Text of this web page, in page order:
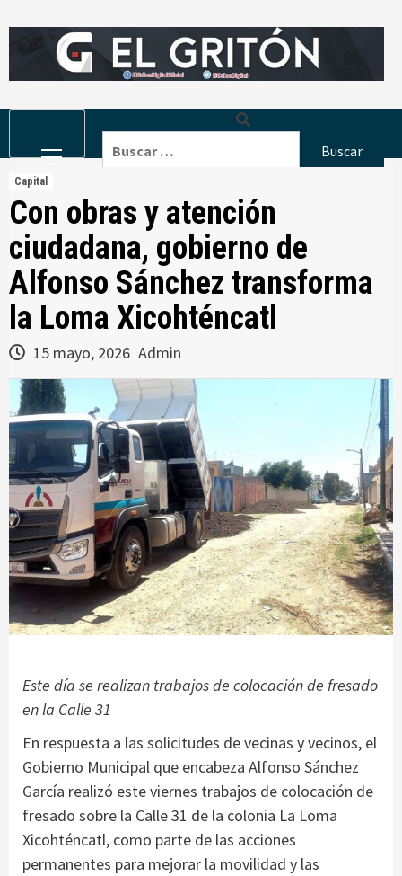
to
Menu
Capital
Con obras y atención
ciudadana, gobierno de
Alfonso Sánchez transforma
la Loma Xicohténcatl
15 mayo, 2026 Admin
Este día se realizan trabajos de colocación de fresado
en la Calle 31
En respuesta a las solicitudes de vecinas y vecinos, el
Gobierno Municipal que encabeza Alfonso Sánchez
García realizó este viernes trabajos de colocación de
fresado sobre la Calle 31 de la colonia La Loma
Xicohténcatl, como parte de las acciones
permanentes para mejorar la movilidad y las